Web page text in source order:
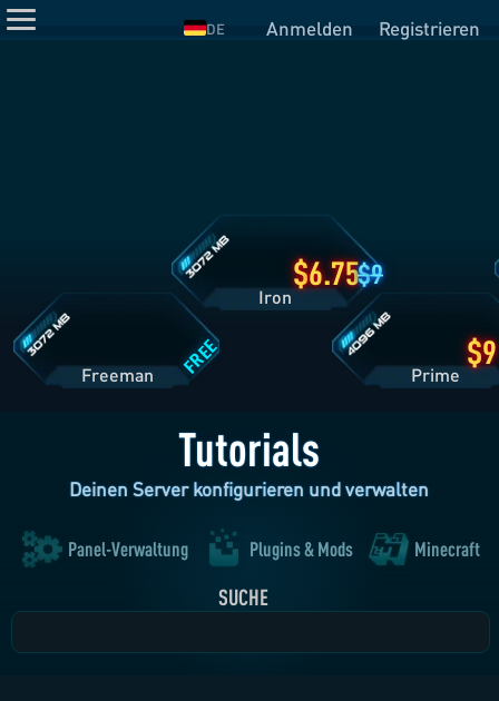
DE Anmelden Registrieren
6.75
Tutorials
Deinen Server konfigurieren und verwalten
Panel-Verwaltung Plugins & Mods Minecraft
SUCHE